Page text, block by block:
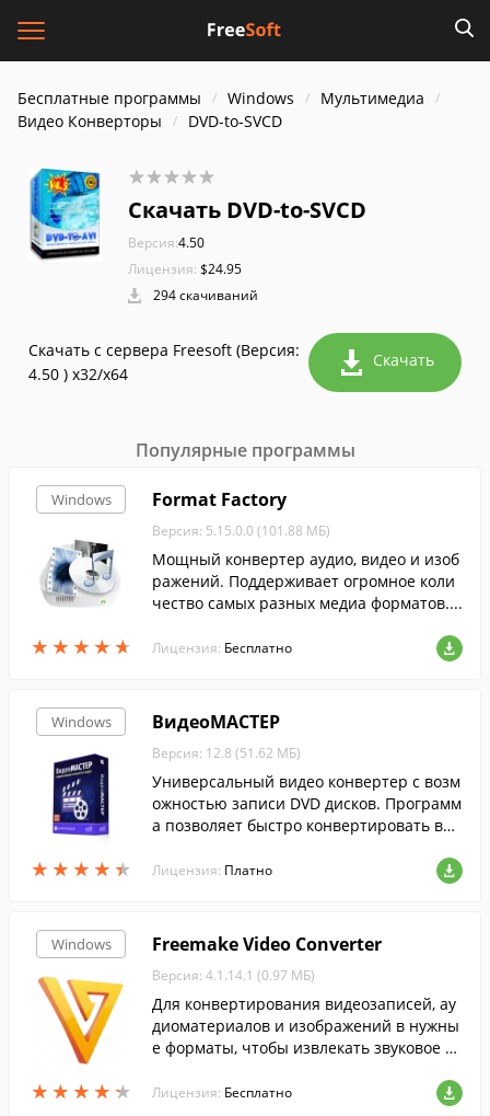
Бесплатные программы Windows
Мультимедиа
Видео Конверторы
DVD-to-SVCD
Скачать DVD-to-SVCD
Версия:4.50
Лицензия: $24.95
294 скачиваний
Скачать с сервера Freesoft (Версия:
4.50 ) x32/x64
Скачать
Популярные программы
Windows
★ ★ ★ ★ ★
★ ★ ★ ★ ★
Format Factory
Версия: 5.15.0.0 (101.88 МБ)
Мощный конвертер аудио, видео и изоб
ражений. Поддерживает огромное коли
чество самых разных медиа форматов....
Лицензия: Бесплатно
Windows
★ ★ ★ ★ ★
★ ★ ★ ★ ★
ВидеоМАСТЕР
Версия: 12.8 (51.62 МБ)
Универсальный видео конвертер с возм
ожностью записи DVD дисков. Программ
а позволяет быстро конвертировать вид
окого разрешения и онлайн-видео.
Лицензия: Платно
Windows
★ ★ ★ ★ ★
★ ★ ★ ★ ★
Freemake Video Converter
Версия: 4.1.14.1 (0.97 МБ)
Для конвертирования видеозаписей, ау
диоматериалов и изображений в нужны
е форматы, чтобы извлекать звуковое со
ов скачайте Freemake Video Converter....
Лицензия: Бесплатно